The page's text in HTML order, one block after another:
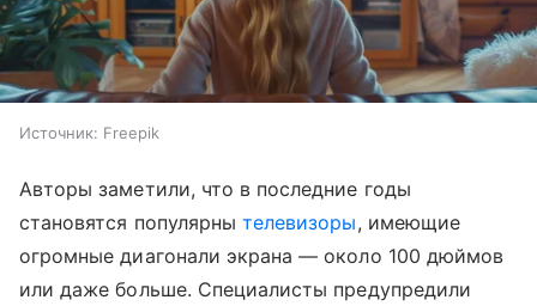
Источник: Freepik
Авторы заметили, что в последние годы
становятся популярнытелевизоры, имеющие
огромные диагонали экрана — около 100 дюймов
или даже больше. Специалисты предупредили